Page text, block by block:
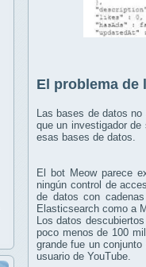
El problema de
Las bases de datos
que un investigador
esas bases de datos.
El bot Meow parece
ningún control de
de datos con
Elasticsearch como a
Los datos
poco menos de 100
grande fue un
usuario de YouTube.